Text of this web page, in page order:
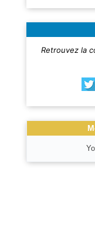
Retrouvez la